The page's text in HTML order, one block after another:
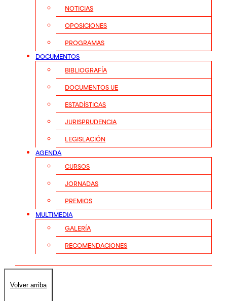
NOTICIAS
OPOSICIONES
PROGRAMAS
DOCUMENTOS
BIBLIOGRAFÍA
DOCUMENTOS UE
ESTADÍSTICAS
JURISPRUDENCIA
LEGISLACIÓN
AGENDA
CURSOS
JORNADAS
PREMIOS
MULTIMEDIA
GALERÍA
RECOMENDACIONES
Volver arriba